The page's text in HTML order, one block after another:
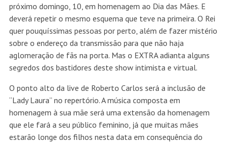
próximo domingo, 10, em homenagem ao Dia das Mães. E
deverá repetir o mesmo esquema que teve na primeira. O Rei
quer pouquíssimas pessoas por perto, além de fazer mistério
sobre o endereço da transmissão para que não haja
aglomeração de fãs na porta. Mas o EXTRA adianta alguns
segredos dos bastidores deste show intimista e virtual.
O ponto alto da live de Roberto Carlos será a inclusão de
“Lady Laura” no repertório. A música composta em
homenagem à sua mãe será uma extensão da homenagem
que ele fará a seu público feminino, já que muitas mães
estarão longe dos filhos nesta data em consequência do